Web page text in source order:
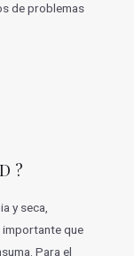
de problemas
?
y seca,
importante que
Para el